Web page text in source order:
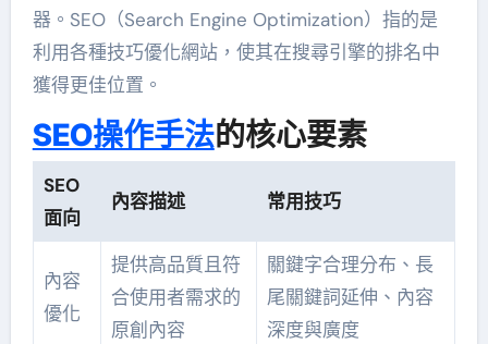
器。SEO（Search Engine Optimization）指的是
利用各種技巧優化網站，使其在搜尋引擎的排名中
獲得更佳位置。
SEO操作手法的核心要素
SEO
面向
內容描述 常用技巧
內容
優化
提供高品質且符
合使用者需求的
原創內容
關鍵字合理分布、長
尾關鍵詞延伸、內容
深度與廣度